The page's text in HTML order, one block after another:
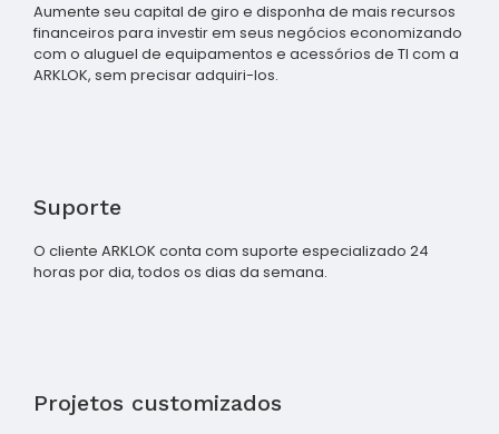
Aumente seu capital de giro e disponha de mais recursos
financeiros para investir em seus negócios economizando
com o aluguel de equipamentos e acessórios de TI com a
ARKLOK, sem precisar adquiri-los.
Suporte
O cliente ARKLOK conta com suporte especializado 24
horas por dia, todos os dias da semana.
Projetos customizados